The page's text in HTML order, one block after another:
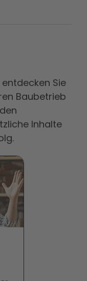
Sie
Baubetrieb
Inhalte